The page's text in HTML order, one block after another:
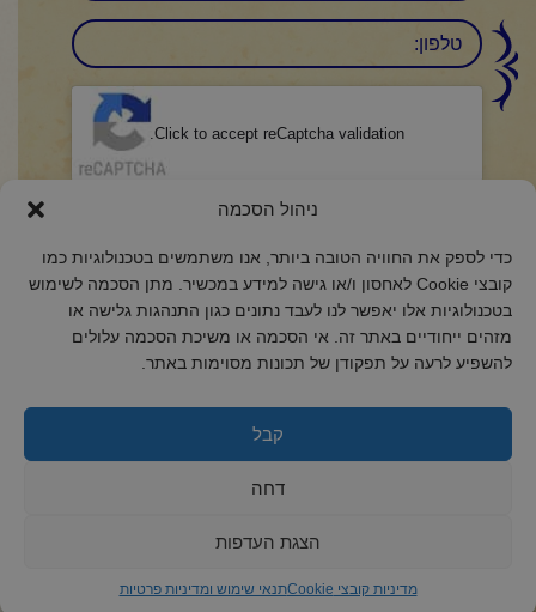
ניהול הסכמה
כדי לספק את החוויה הטובה ביותר, אנו משתמשים בטכנולוגיות כמו
קובצי Cookie לאחסון ו/או גישה למידע במכשיר. מתן הסכמה לשימוש
בטכנולוגיות אלו יאפשר לנו לעבד נתונים כגון התנהגות גלישה או
מזהים ייחודיים באתר זה. אי הסכמה או משיכת הסכמה עלולים
להשפיע לרעה על תפקודן של תכונות מסוימות באתר.
קבל
דחה
הצגת העדפות
מדיניות קובצי Cookie תנאי שימוש ומדיניות פרטיות
טלפון:
Click to accept reCaptcha validation.
מדיניות קובצי Cookie
ד